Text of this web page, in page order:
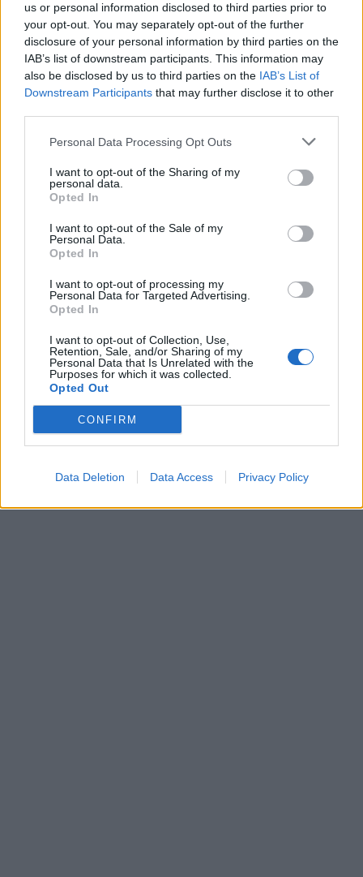
us or personal information disclosed to third parties prior to
your opt-out. You may separately opt-out of the further
disclosure of your personal information by third parties on the
IAB’s list of downstream participants. This information may
also be disclosed by us to third parties on the IAB’s List of
Downstream Participants that may further disclose it to other
Personal Data Processing Opt Outs
I want to opt-out of the Sharing of my
personal data.
Opted In
I want to opt-out of the Sale of my
Personal Data.
Opted In
I want to opt-out of processing my
Personal Data for Targeted Advertising.
Opted In
I want to opt-out of Collection, Use,
Retention, Sale, and/or Sharing of my
Personal Data that Is Unrelated with the
Purposes for which it was collected.
Opted Out
CONFIRM
Data Deletion Data Access Privacy Policy
abbiano utilizzato i 500 miliardi di euro messi
a disposizione dalla Bce.
In evidenza